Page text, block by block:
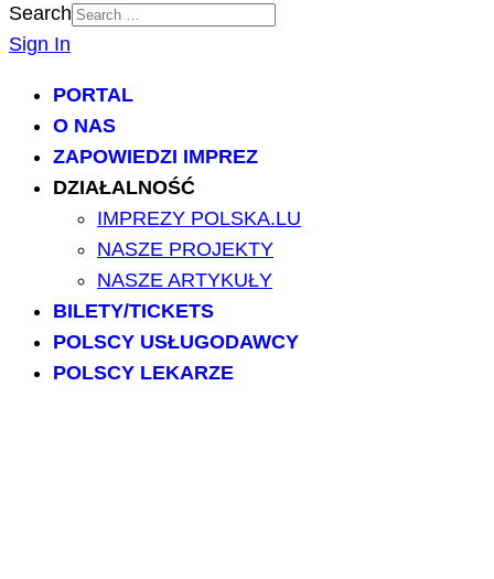
Search
Sign In
PORTAL
O NAS
ZAPOWIEDZI IMPREZ
DZIAŁALNOŚĆ
IMPREZY POLSKA.LU
NASZE PROJEKTY
NASZE ARTYKUŁY
BILETY/TICKETS
POLSCY USŁUGODAWCY
POLSCY LEKARZE